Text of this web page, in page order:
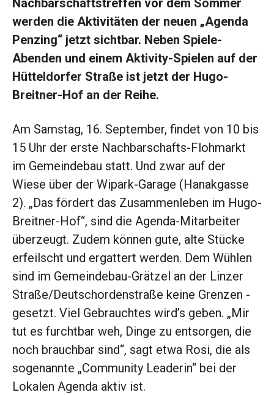
Nachbarschaftstreffen vor dem Sommer
werden die Aktivitäten der neuen „Agenda
Penzing“ jetzt sichtbar. Neben Spiele-
Abenden und einem Aktivity-Spielen auf der
Hütteldorfer Straße ist jetzt der Hugo-
Breitner-Hof an der Reihe.
Am Samstag, 16. September, findet von 10 bis
15 Uhr der erste Nachbarschafts-Flohmarkt
im Gemeindebau statt. Und zwar auf der
Wiese über der Wipark-Garage (Hanakgasse
2). „Das ­fördert das Zusammenleben im Hugo-
Breitner-Hof“, sind die Agenda-Mitarbeiter
überzeugt. Zudem können gute, alte Stücke
erfeilscht und ergattert werden. Dem Wühlen
sind im Gemeindebau-Grätzel an der Linzer
Straße/Deutschordenstraße keine Grenzen ­
gesetzt. Viel Gebrauchtes wird’s geben. „Mir
tut es furchtbar weh, Dinge zu ent­sorgen, die
noch brauchbar sind“, sagt etwa Rosi, die als
sogenannte „Community Leaderin“ bei der
Lokalen Agenda aktiv ist.